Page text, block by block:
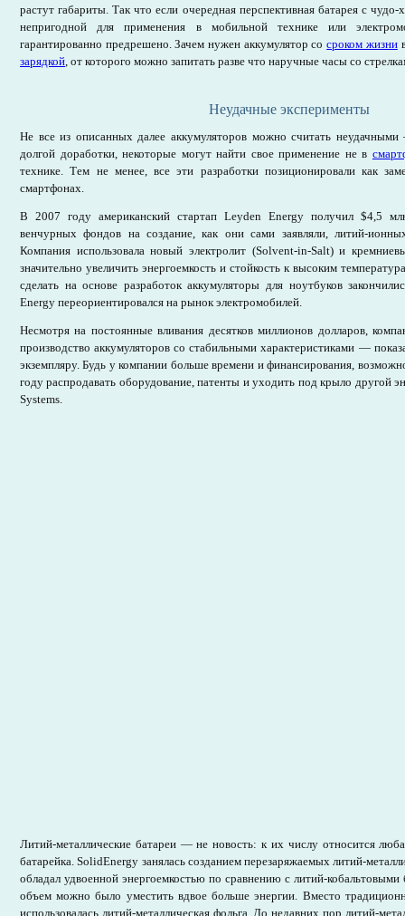
растут габариты. Так что если очередная перспективная батарея с чудо-
непригодной для применения в мобильной технике или
гарантированно предрешено. Зачем нужен аккумулятор сосроком жизни
зарядкой, от которого можно запитать разве что наручные часы со
Неудачные эксперименты
Не все из описанных далее аккумуляторов можно считать
долгой доработки, некоторые могут найти свое применение не в
технике. Тем не менее, все эти разработки позиционировали как
смартфонах.
В 2007 году американский стартап Leyden Energy получил $4,5
венчурных фондов на создание, как они сами заявляли, литий-
Компания использовала новый электролит (Solvent-in-Salt) и
значительно увеличить энергоемкость и стойкость к высоким
сделать на основе разработок аккумуляторы для ноутбуков
Energy переориентировался на рынок электромобилей.
Несмотря на постоянные вливания десятков миллионов долларов,
производство аккумуляторов со стабильными характеристиками —
экземпляру. Будь у компании больше времени и финансирования,
году распродавать оборудование, патенты и уходить под крыло другой
Systems.
Литий-металлические батареи — не новость: к их числу относится
батарейка. SolidEnergy занялась созданием перезаряжаемых литий-
обладал удвоенной энергоемкостью по сравнению с литий-
объем можно было уместить вдвое больше энергии. Вместо
использовалась литий-металлическая фольга. До недавних пор литий-